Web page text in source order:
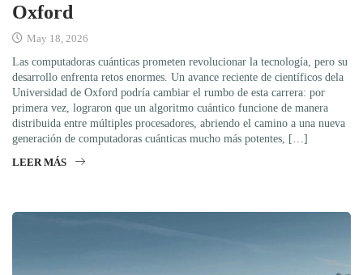
Oxford
May 18, 2026
Las computadoras cuánticas prometen revolucionar la tecnología, pero su
desarrollo enfrenta retos enormes. Un avance reciente de científicos dela
Universidad de Oxford podría cambiar el rumbo de esta carrera: por
primera vez, lograron que un algoritmo cuántico funcione de manera
distribuida entre múltiples procesadores, abriendo el camino a una nueva
generación de computadoras cuánticas mucho más potentes, […]
LEER MÁS